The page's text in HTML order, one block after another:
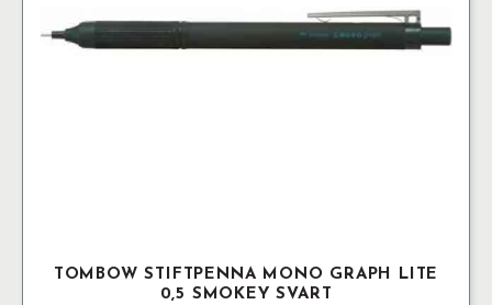
TOMBOW STIFTPENNA MONO GRAPH LITE
0,5 SMOKEY SVART